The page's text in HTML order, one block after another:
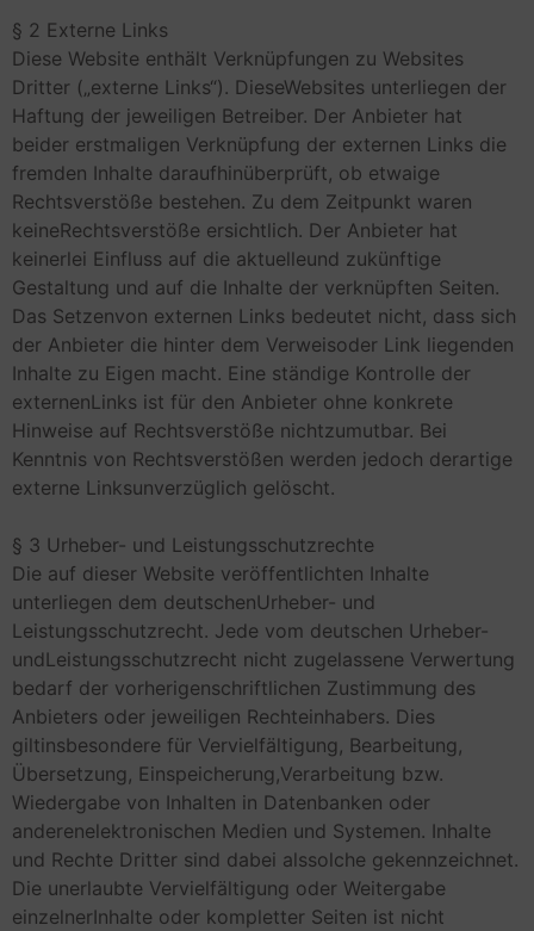
§ 2 Externe Links
Diese Website enthält Verknüpfungen zu Websites
Dritter („externe Links“). DieseWebsites unterliegen der
Haftung der jeweiligen Betreiber. Der Anbieter hat
beider erstmaligen Verknüpfung der externen Links die
fremden Inhalte daraufhinüberprüft, ob etwaige
Rechtsverstöße bestehen. Zu dem Zeitpunkt waren
keineRechtsverstöße ersichtlich. Der Anbieter hat
keinerlei Einfluss auf die aktuelleund zukünftige
Gestaltung und auf die Inhalte der verknüpften Seiten.
Das Setzenvon externen Links bedeutet nicht, dass sich
der Anbieter die hinter dem Verweisoder Link liegenden
Inhalte zu Eigen macht. Eine ständige Kontrolle der
externenLinks ist für den Anbieter ohne konkrete
Hinweise auf Rechtsverstöße nichtzumutbar. Bei
Kenntnis von Rechtsverstößen werden jedoch derartige
externe Linksunverzüglich gelöscht.
§ 3 Urheber- und Leistungsschutzrechte
Die auf dieser Website veröffentlichten Inhalte
unterliegen dem deutschenUrheber- und
Leistungsschutzrecht. Jede vom deutschen Urheber-
undLeistungsschutzrecht nicht zugelassene Verwertung
bedarf der vorherigenschriftlichen Zustimmung des
Anbieters oder jeweiligen Rechteinhabers. Dies
giltinsbesondere für Vervielfältigung, Bearbeitung,
Übersetzung, Einspeicherung,Verarbeitung bzw.
Wiedergabe von Inhalten in Datenbanken oder
anderenelektronischen Medien und Systemen. Inhalte
und Rechte Dritter sind dabei alssolche gekennzeichnet.
Die unerlaubte Vervielfältigung oder Weitergabe
einzelnerInhalte oder kompletter Seiten ist nicht